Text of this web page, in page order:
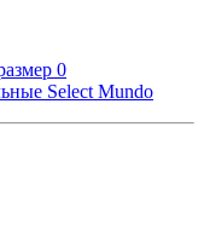
0
Select Mundo